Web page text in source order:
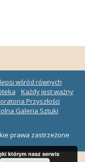
wśród równych
Każdy jest ważny
Przyszłości
Galeria Sztuki
prawa zastrzeżone
którym nasz serwis